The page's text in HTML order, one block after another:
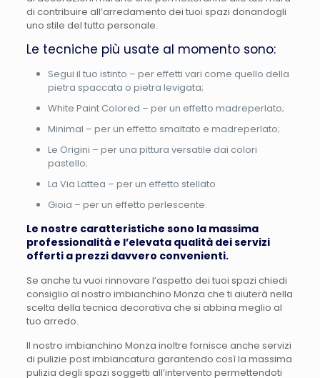
di contribuire all’arredamento dei tuoi spazi donandogli
uno stile del tutto personale.
Le tecniche più usate al momento sono:
Segui il tuo istinto – per effetti vari come quello della
pietra spaccata o pietra levigata;
White Paint Colored – per un effetto madreperlato;
Minimal – per un effetto smaltato e madreperlato;
Le Origini – per una pittura versatile dai colori
pastello;
La Via Lattea – per un effetto stellato
Gioia – per un effetto perlescente.
Le nostre caratteristiche sono la massima
professionalità e l’elevata qualità dei servizi
offerti a prezzi davvero convenienti.
Se anche tu vuoi rinnovare l’aspetto dei tuoi spazi chiedi
consiglio al nostro imbianchino Monza che ti aiuterà nella
scelta della tecnica decorativa che si abbina meglio al
tuo arredo.
Il nostro imbianchino Monza inoltre fornisce anche servizi
di pulizie post imbiancatura garantendo così la massima
pulizia degli spazi soggetti all’intervento permettendoti